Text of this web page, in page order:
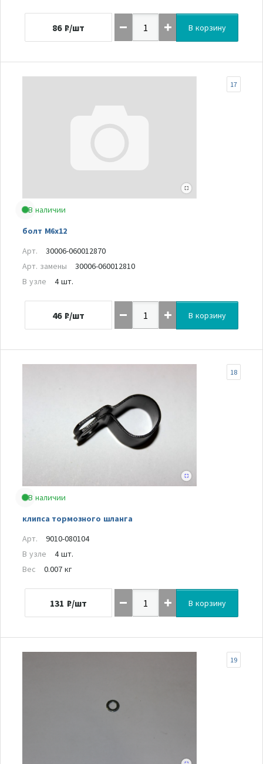
86 ₽/шт В корзину
В наличии
болт М6х12
17
Арт.
30006-060012870
Арт. замены
30006-060012810
В узле
4 шт.
46 ₽/шт В корзину
В наличии
клипса тормозного шланга
18
Арт.
9010-080104
В узле
4 шт.
Вес
0.007 кг
131 ₽/шт В корзину
19